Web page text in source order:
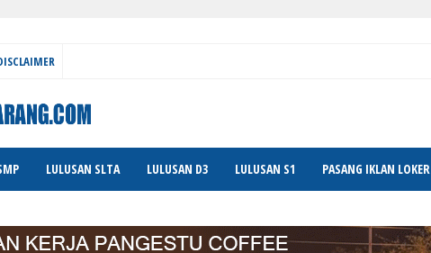
LULUSAN SLTA LULUSAN D3 LULUSAN S1 PASANG IKLAN LOKER